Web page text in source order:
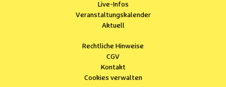
Live-Infos
Veranstaltungskalender
Aktuell
Rechtliche Hinweise
CGV
Kontakt
Cookies verwalten